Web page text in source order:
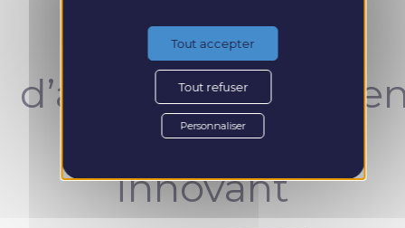
Un concept
unique et
innovant
Tout accepter
Tout refuser
Personnaliser